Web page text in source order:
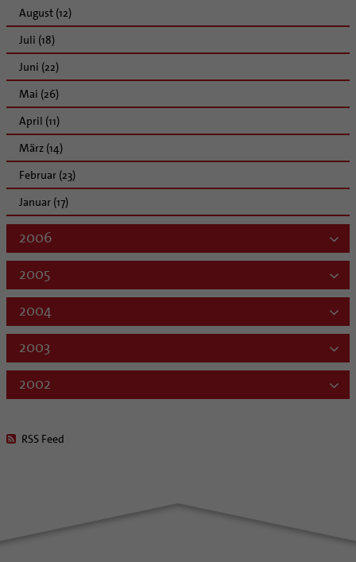
August (12)
Juli (18)
Juni (22)
Mai (26)
April (11)
März (14)
Februar (23)
Januar (17)
2006
2005
2004
2003
2002
RSS Feed